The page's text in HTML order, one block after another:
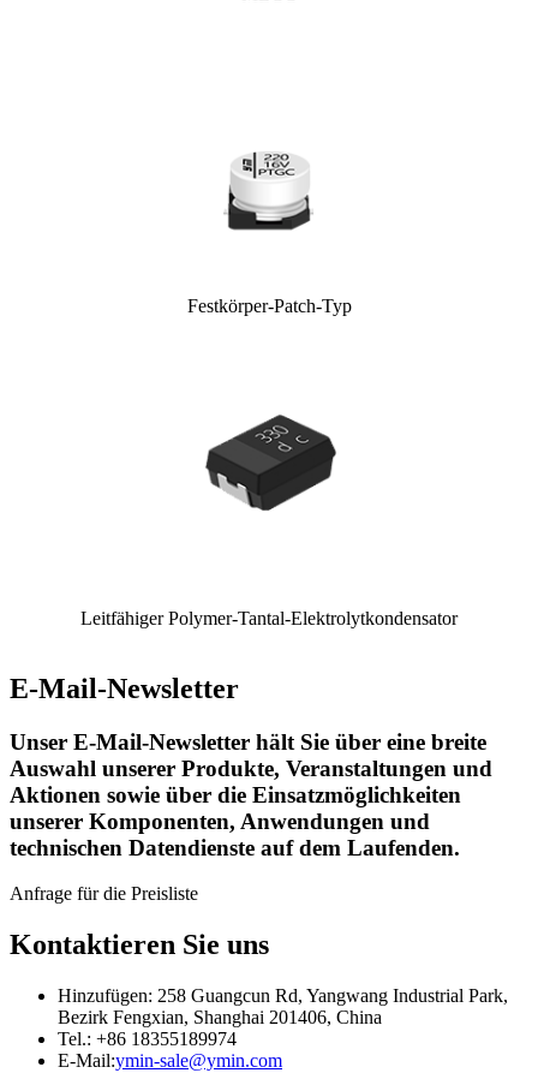
Festkörper-Patch-Typ
Leitfähiger Polymer-Tantal-Elektrolytkondensator
E-Mail-Newsletter
Unser E-Mail-Newsletter hält Sie über eine breite
Auswahl unserer Produkte, Veranstaltungen und
Aktionen sowie über die Einsatzmöglichkeiten
unserer Komponenten, Anwendungen und
technischen Datendienste auf dem Laufenden.
Anfrage für die Preisliste
Kontaktieren Sie uns
Hinzufügen: 258 Guangcun Rd, Yangwang Industrial Park,
Bezirk Fengxian, Shanghai 201406, China
Tel.: +86 18355189974
E-Mail:ymin-sale@ymin.com